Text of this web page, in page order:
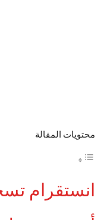
محتويات المقالة
انستقرام